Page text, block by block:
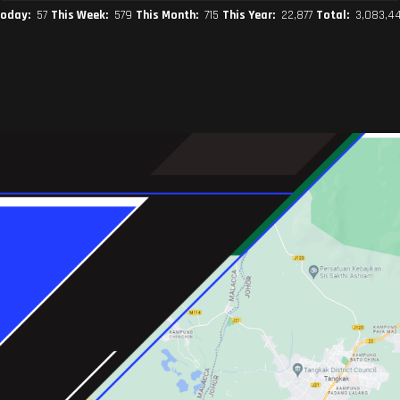
57 This Week: 579 This Month: 715 This Year: 22,877 Total: